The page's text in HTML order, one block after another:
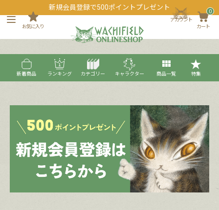
新規会員登録で500ポイントプレゼント
お気に入り
アカウント
カート
0
新着商品 ランキング カテゴリー キャラクター 商品一覧 特集
現在登録されている商品はありません。